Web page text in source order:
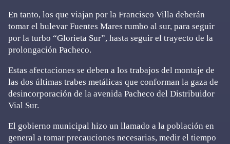
En tanto, los que viajan por la Francisco Villa deberán
tomar el bulevar Fuentes Mares rumbo al sur, para seguir
por la turbo “Glorieta Sur”, hasta seguir el trayecto de la
prolongación Pacheco.
Estas afectaciones se deben a los trabajos del montaje de
las dos últimas trabes metálicas que conforman la gaza de
desincorporación de la avenida Pacheco del Distribuidor
Vial Sur.
El gobierno municipal hizo un llamado a la población en
general a tomar precauciones necesarias, medir el tiempo